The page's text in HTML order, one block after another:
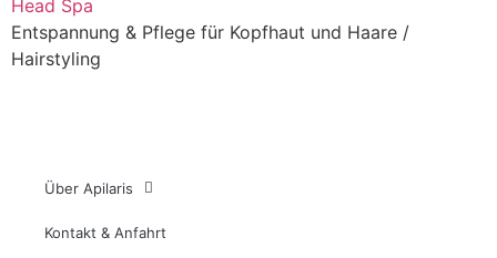
Head Spa
Entspannung & Pflege für Kopfhaut und Haare /
Hairstyling
Über Apilaris
Kontakt & Anfahrt